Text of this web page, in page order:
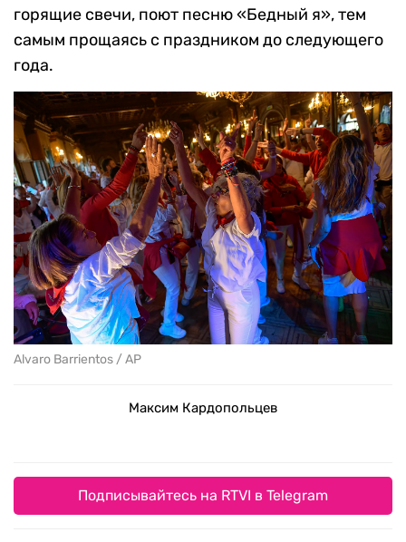
горящие свечи, поют песню «Бедный я», тем
самым прощаясь с праздником до следующего
года.
Alvaro Barrientos / AP
Максим Кардопольцев
Подписывайтесь на RTVI в Telegram